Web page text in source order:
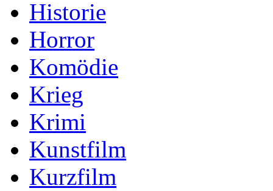
Historie
Horror
Komödie
Krieg
Krimi
Kunstfilm
Kurzfilm